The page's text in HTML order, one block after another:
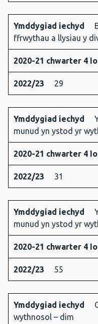
Ymddygiad iechyd
ffrwythau a llysiau y
2020-21 chwarter 4
2022/23 29
Ymddygiad iechyd
munud yn ystod yr
2020-21 chwarter 4
2022/23 31
Ymddygiad iechyd
munud yn ystod yr
2020-21 chwarter 4
2022/23 55
Ymddygiad iechyd
wythnosol – dim